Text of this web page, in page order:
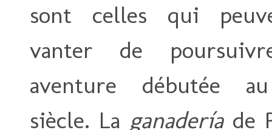
sont celles qui
vanter de
aventure débutée
siècle. La ganaderíade